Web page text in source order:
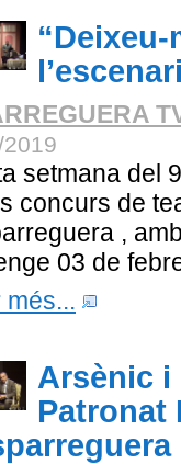
setmana del
concurs de
,
03 de
més...
Arsènic i
Patronat